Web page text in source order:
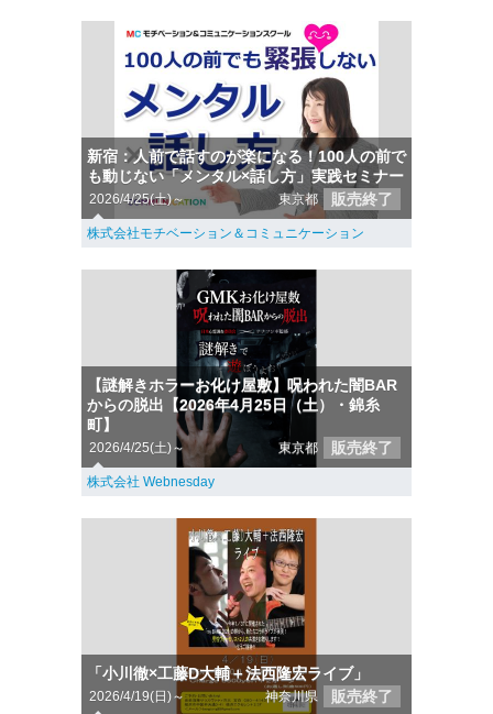
新宿：人前で話すのが楽になる！100人の前で
も動じない「メンタル×話し方」実践セミナー
2026/4/25(土)～ 東京都 販売終了
株式会社モチベーション＆コミュニケーション
【謎解きホラーお化け屋敷】呪われた闇BAR
からの脱出【2026年4月25日（土）・錦糸
町】
2026/4/25(土)～ 東京都 販売終了
株式会社 Webnesday
「小川徹×工藤D大輔＋法西隆宏ライブ」
2026/4/19(日)～ 神奈川県 販売終了